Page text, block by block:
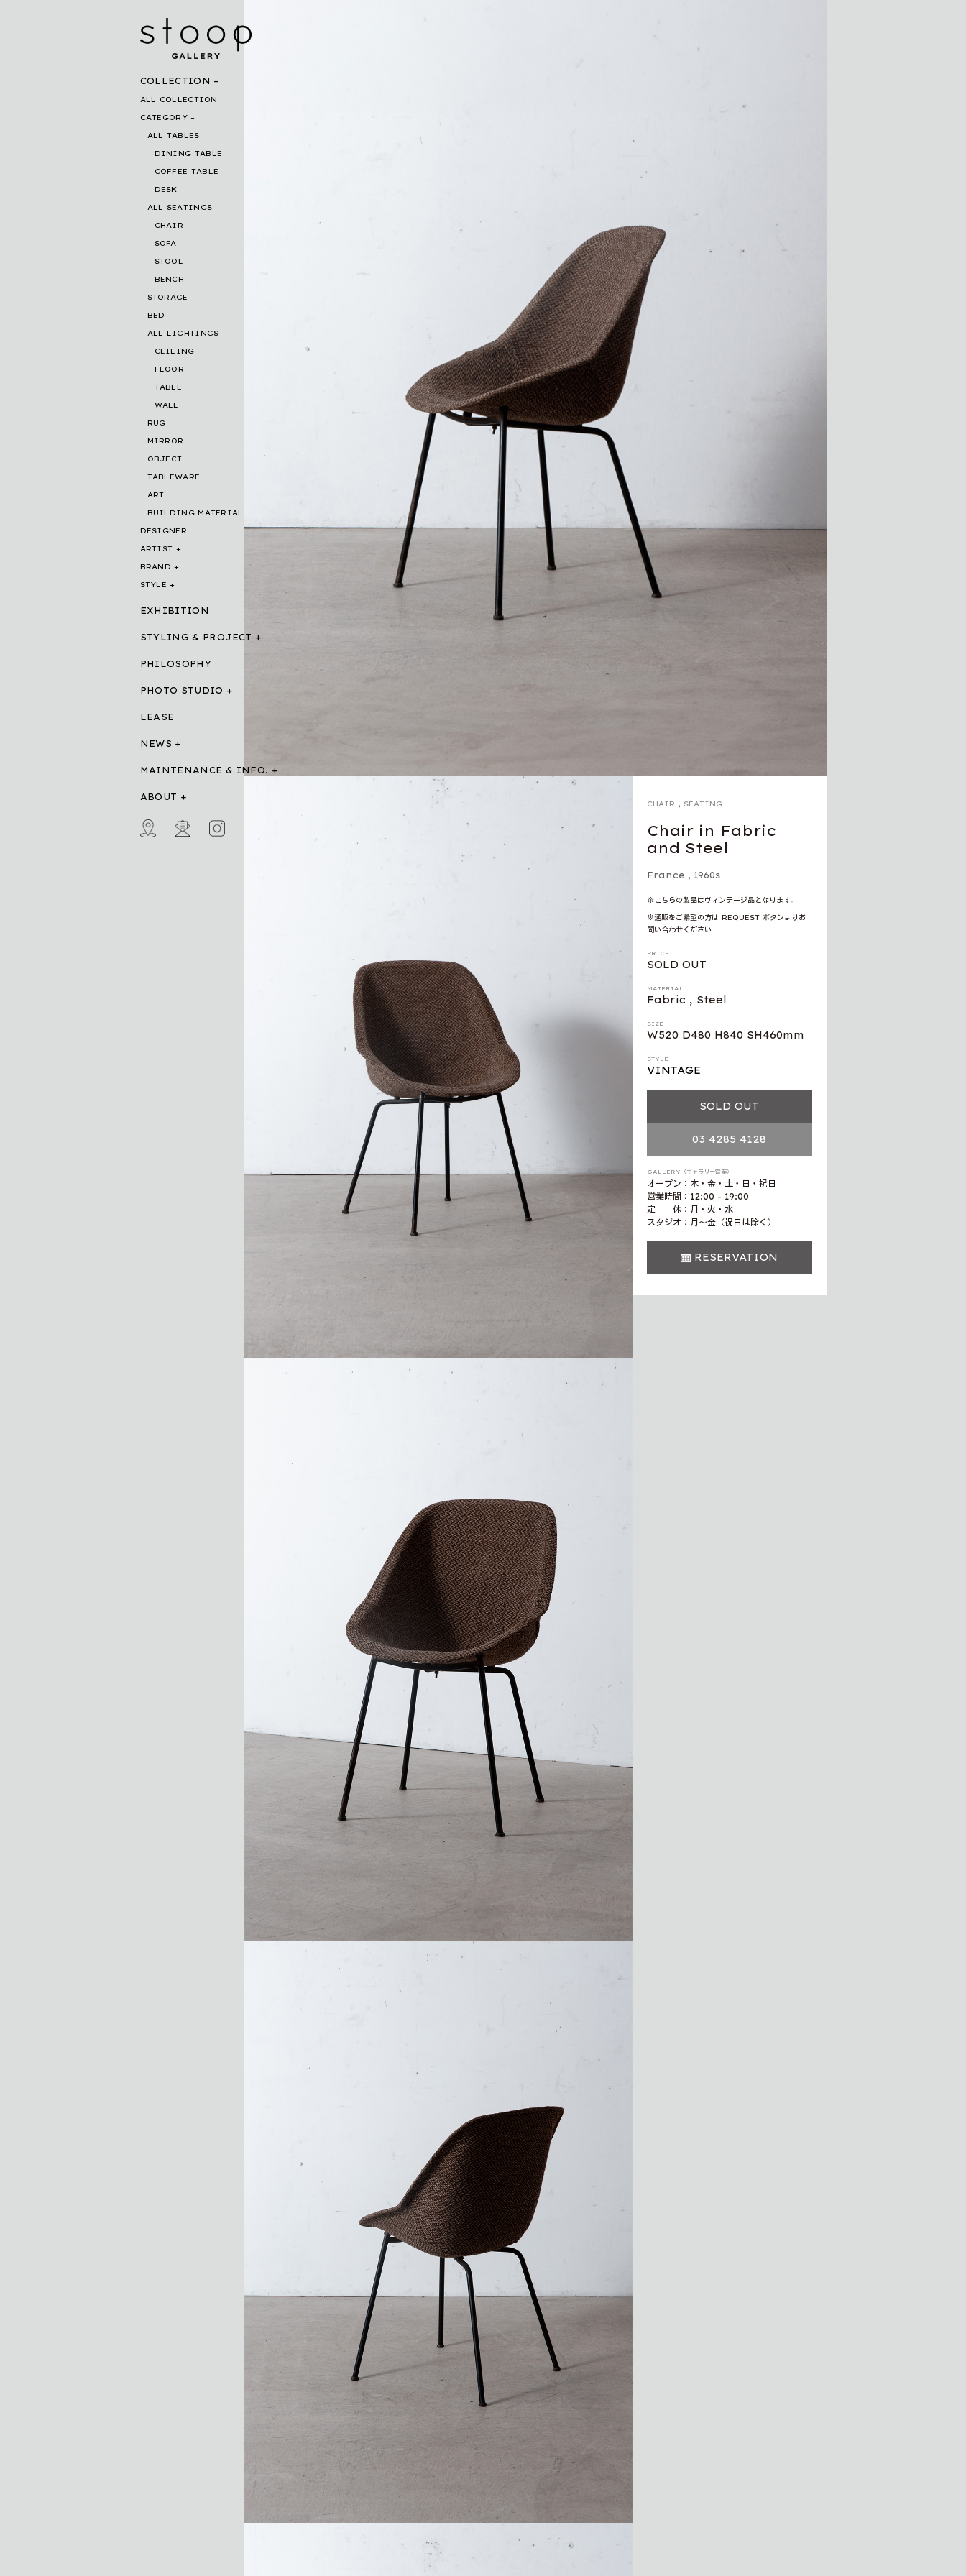
COLLECTION
ALL COLLECTION
CATEGORY
ALL TABLES
DINING TABLE
COFFEE TABLE
DESK
ALL SEATINGS
CHAIR
SOFA
STOOL
BENCH
STORAGE
BED
ALL LIGHTINGS
CEILING
FLOOR
TABLE
WALL
RUG
MIRROR
OBJECT
TABLEWARE
ART
BUILDING MATERIAL
DESIGNER
ARTIST
BRAND
STYLE
EXHIBITION
STYLING & PROJECT
PHILOSOPHY
PHOTO STUDIO
LEASE
NEWS
MAINTENANCE & INFO.
ABOUT
CHAIR , SEATING
Chair in Fabric
and Steel
France , 1960s
※こちらの製品はヴィンテージ品となります。
※通販をご希望の方は REQUEST ボタンよりお
問い合わせください
PRICE
SOLD OUT
MATERIAL
Fabric , Steel
SIZE
W520 D480 H840 SH460mm
STYLE
VINTAGE
SOLD OUT
03 4285 4128
GALLERY（ギャラリー営業）
オープン：木・金・土・日・祝日
営業時間：12:00 - 19:00
定 休：月・火・水
スタジオ：月〜金（祝日は除く）
RESERVATION